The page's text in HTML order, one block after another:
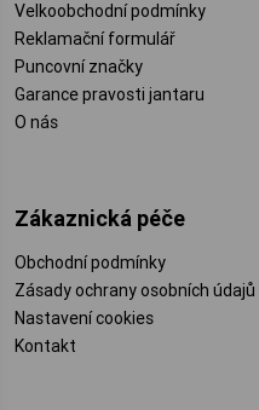
Velkoobchodní podmínky
Reklamační formulář
Puncovní značky
Garance pravosti jantaru
O nás
Zákaznická péče
Obchodní podmínky
Zásady ochrany osobních údajů
Nastavení cookies
Kontakt